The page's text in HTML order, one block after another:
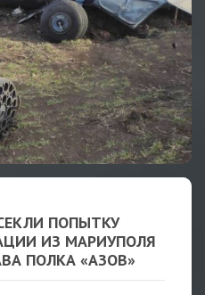
ПОПЫТКУ
ИЗ МАРИУПОЛЯ
ПОЛКА «АЗОВ»